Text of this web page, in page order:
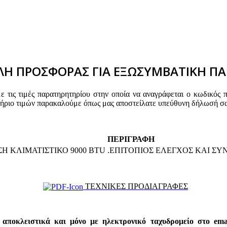
ΠΡΟΣΦΟΡΑΣ ΓΙΑ ΕΞΩΣΥΜΒΑΤΙΚΗ
τιμές παρατηρητηρίου στην οποία να αναγράφεται ο
τιμών παρακαλούμε όπως μας αποστείλατε υπεύθυνη δήλωσή
ΠΕΡΙΓΡΑΦΗ
9000 BTU .ΕΠΙΤΟΠΙΟΣ ΕΛΕΓΧΟΣ ΚΑΙ
ΤΕΧΝΙΚΕΣ ΠΡΟΔΙΑΓΡΑΦΕΣ
αποκλειστικά και μόνο με ηλεκτρονικό ταχυδρομείο στο